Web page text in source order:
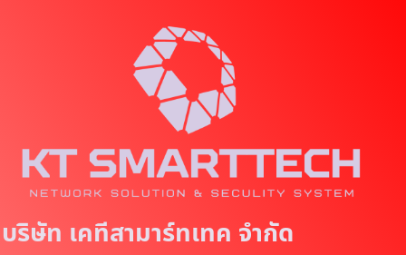
eบริษัท เคทีสามาร์ทเทค จำกัด
a
n
M
e